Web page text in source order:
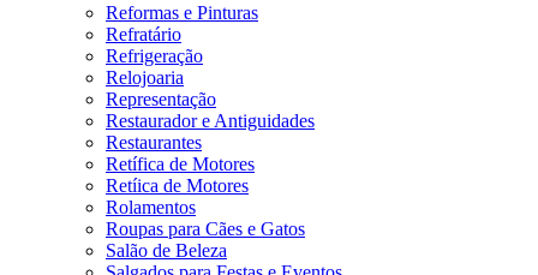
Reformas e Pinturas
Refratário
Refrigeração
Relojoaria
Representação
Restaurador e Antiguidades
Restaurantes
Retífica de Motores
Retíica de Motores
Rolamentos
Roupas para Cães e Gatos
Salão de Beleza